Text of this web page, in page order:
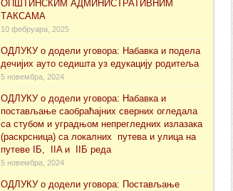
ОПШТИНСКИМ АДМИНИСТРАТИВНИМ
ТАКСАМА
10 фебруара, 2025
ОДЛУКУ о додели уговора: Набавка и подела
дечијих ауто седишта уз едукацију родитеља
5 новембра, 2024
ОДЛУКУ о додели уговора: Набавка и
постављање саобраћајних сверних огледала
са стубом и уградњом непрегледних излазака
(раскрсница) са локалних путева и улица на
путеве IБ, IIA и IIБ реда
5 новембра, 2024
ОДЛУКУ о додели уговора: Постављање